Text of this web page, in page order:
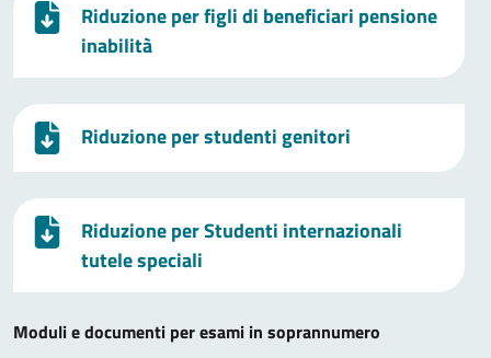
Riduzione per figli di beneficiari pensione
inabilità
Riduzione per studenti genitori
Riduzione per Studenti internazionali
tutele speciali
Moduli e documenti per esami in soprannumero